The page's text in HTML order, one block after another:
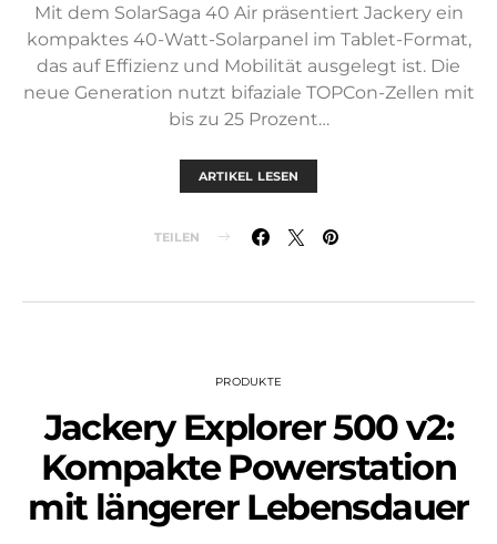
Mit dem SolarSaga 40 Air präsentiert Jackery ein
kompaktes 40-Watt-Solarpanel im Tablet-Format,
das auf Effizienz und Mobilität ausgelegt ist. Die
neue Generation nutzt bifaziale TOPCon-Zellen mit
bis zu 25 Prozent…
ARTIKEL LESEN
TEILEN
PRODUKTE
Jackery Explorer 500 v2:
Kompakte Powerstation
mit längerer Lebensdauer